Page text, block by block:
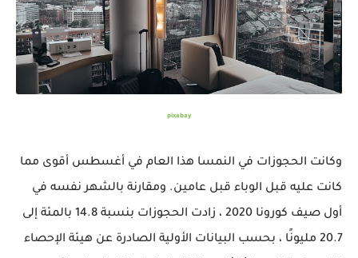
pixabay
وكانت الحجوزات في النمسا هذا العام في أغسطس أقوى مما
كانت عليه قبل الوباء قبل عامين. ومقارنة بالشهر نفسه في
أول صيف كورونا 2020 ، زادت الحجوزات بنسبة 14.8 بالمئة إلى
20.7 مليونًا ، بحسب البيانات الأولية الصادرة عن هيئة الإحصاء